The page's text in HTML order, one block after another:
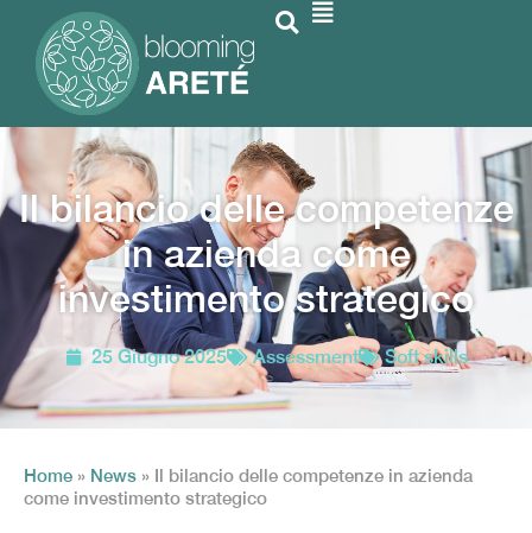
Il bilancio delle competenze
in azienda come
investimento strategico
25 Giugno 2025 Assessment Soft skills
Home » News » Il bilancio delle competenze in azienda
come investimento strategico